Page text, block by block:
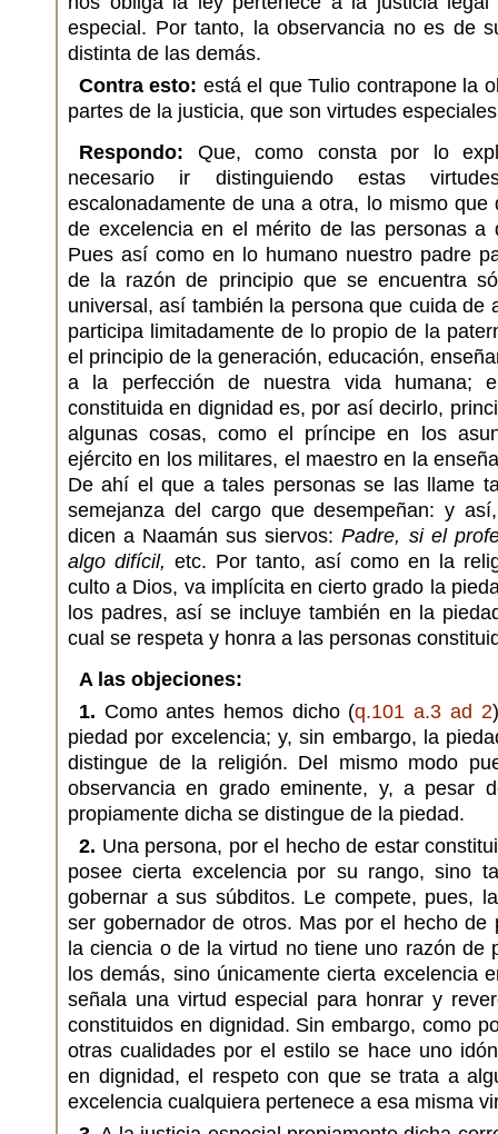
especial. Por tanto, la observancia no es de
distinta de las demás.
Contra esto: está el que Tulio contrapone la
partes de la justicia, que son virtudes
Respondo: Que, como consta por lo
necesario ir distinguiendo estas
escalonadamente de una a otra, lo mismo que
de excelencia en el mérito de las personas a
Pues así como en lo humano nuestro padre
de la razón de principio que se encuentra
universal, así también la persona que cuida de
participa limitadamente de lo propio de la
el principio de la generación, educación,
a la perfección de nuestra vida humana;
constituida en dignidad es, por así decirlo,
algunas cosas, como el príncipe en los
ejército en los militares, el maestro en la
De ahí el que a tales personas se las llame
semejanza del cargo que desempeñan: y
dicen a Naamán sus siervos:Padre, si el
algo difícil, etc. Por tanto, así como en la
culto a Dios, va implícita en cierto grado la
los padres, así se incluye también en la
cual se respeta y honra a las personas
A las objeciones:
1. Como antes hemos dicho (q.101 a.3 ad 2
piedad por excelencia; y, sin embargo, la
distingue de la religión. Del mismo modo
observancia en grado eminente, y, a pesar
propiamente dicha se distingue de la piedad.
2. Una persona, por el hecho de estar
posee cierta excelencia por su rango, sino
gobernar a sus súbditos. Le compete, pues,
ser gobernador de otros. Mas por el hecho de
la ciencia o de la virtud no tiene uno razón de
los demás, sino únicamente cierta excelencia
señala una virtud especial para honrar y
constituidos en dignidad. Sin embargo, como
otras cualidades por el estilo se hace uno
en dignidad, el respeto con que se trata a
excelencia cualquiera pertenece a esa misma